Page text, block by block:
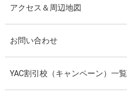
アクセス＆周辺地図
お問い合わせ
YAC割引校（キャンペーン）一覧